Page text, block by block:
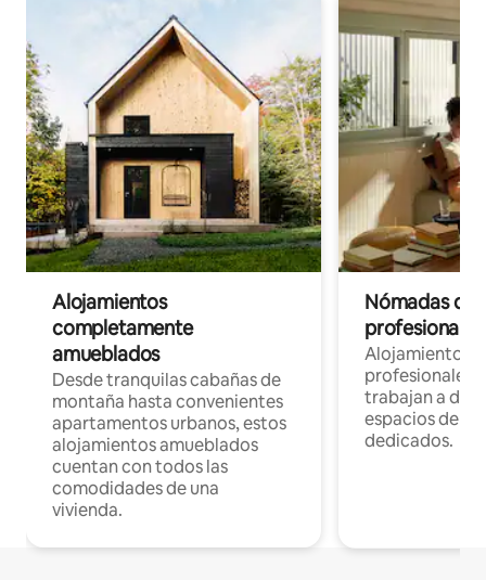
Alojamientos
completamente
amueblados
Desde tranquilas cabañas de
montaña hasta convenientes
apartamentos urbanos, estos
alojamientos amueblados
cuentan con todos las
comodidades de una
vivienda.
Nómadas
Alojamientos
profesionales
trabajan a
espacios de
dedicados.